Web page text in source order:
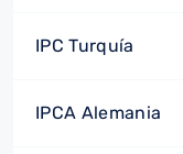
IPC Turquía
IPCA Alemania